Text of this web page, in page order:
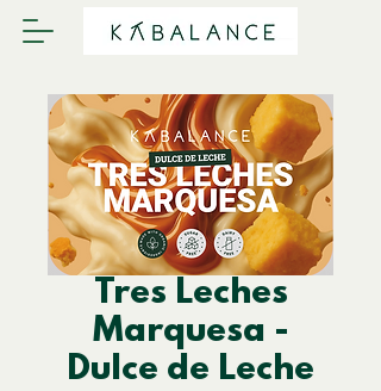
Tres Leches
Marquesa -
Dulce de Leche